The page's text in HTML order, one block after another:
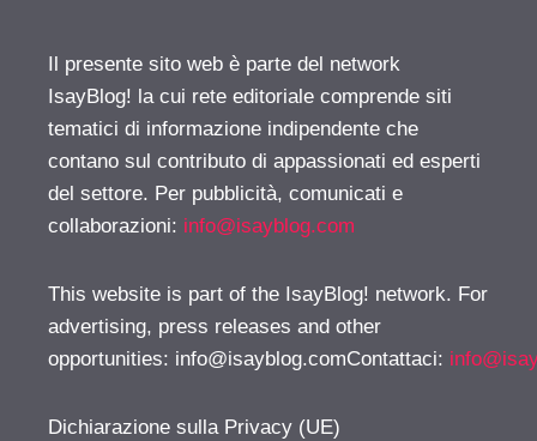
Il presente sito web è parte del network
IsayBlog! la cui rete editoriale comprende siti
tematici di informazione indipendente che
contano sul contributo di appassionati ed esperti
del settore. Per pubblicità, comunicati e
collaborazioni: info@isayblog.com
This website is part of the IsayBlog! network. For
advertising, press releases and other
opportunities: info@isayblog.comContattaci:
Dichiarazione sulla Privacy (UE)